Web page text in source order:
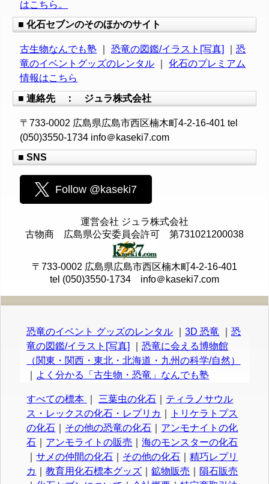
はこちら。
■ 化石セブンのそのほかのサイト
古生物なんでも塾 ｜恐竜の図鑑/イラスト[写真] ｜恐
竜のイベントグッズのレンタル ｜化石のプレミアム
情報はこちら
■ 連絡先 ： ジュラ株式会社
〒733-0002 広島県広島市西区楠木町4-2-16-401 tel
(050)3550-1734 info＠kaseki7.com
■ SNS
Follow @kaseki7
運営会社 ジュラ株式会社
古物商 広島県公安委員会許可 第731021200038
〒733-0002 広島県広島市西区楠木町4-2-16-401
tel (050)3550-1734 info＠kaseki7.com
恐竜のイベント グッズのレンタル ｜3D 恐竜 ｜恐
竜の図鑑/イラスト[写真]
｜恐竜に会える博物館
（関東・関西・東北・北海道・九州の科学/自然）
よく分かる「古生物・恐竜」なんでも塾
すべての標本 ｜三葉虫の化石
ティラノサウル
ス・レックスの化石・レプリカ
トリケラトプス
の化石
その他の恐竜の化石
アンモナイトの化
石
アンモライトの販売 ｜海のモンスターの化石
｜サメの仲間の化石 その他の化石 ｜精巧レプリ
カ
｜教育用化石標本グッズ ｜鉱物販売
隕石販売